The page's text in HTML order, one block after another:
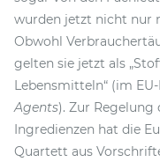
wurden jetzt nicht nur
Obwohl
gelten sie jetzt als
Lebensmitteln“ (im
Agents). Zur Regelung
Ingredienzen hat die
Quartett aus